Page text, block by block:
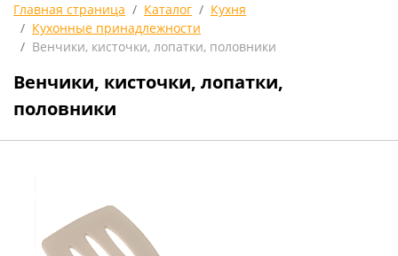
Главная страница Каталог
Кухня
Кухонные принадлежности
Венчики, кисточки, лопатки, половники
Венчики, кисточки, лопатки,
половники